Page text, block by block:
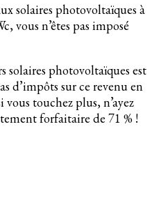
solaires photovoltaïques à
vous n’êtes pas imposé
solaires photovoltaïques est
d’impôts sur ce revenu en
vous touchez plus, n’ayez
forfaitaire de 71 % !